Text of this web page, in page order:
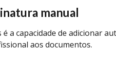
manual
a capacidade de adicionar
aos documentos.